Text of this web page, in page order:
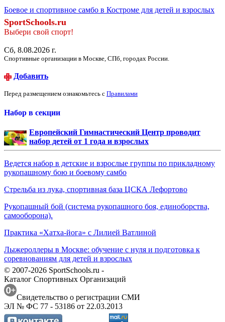
Боевое и спортивное самбо в Костроме для детей и взрослых
SportSchools.ru
Выбери свой спорт!
Сб, 8.08.2026 г.
Спортивные организации в Москве, СПб, городах России.
Добавить
Перед размещением ознакомьтесь с Правилами
Набор в секции
Европейский Гимнастический Центр проводит
набор детей от 1 года и взрослых
Ведется набор в детские и взрослые группы по прикладному
рукопашному бою и боевому самбо
Стрельба из лука, спортивная база ЦСКА Лефортово
Рукопашный бой (система рукопашного боя, единоборства,
самооборона).
Практика «Хатха-йога» с Лилией Ватлиной
Лыжероллеры в Москве: обучение с нуля и подготовка к
соревнованиям для детей и взрослых
© 2007-2026 SportSchools.ru -
Каталог Спортивных Организаций
Свидетельство о регистрации СМИ
ЭЛ № ФС 77 - 53186 от 22.03.2013